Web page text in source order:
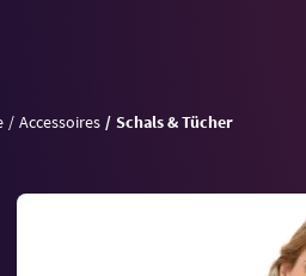
Accessoires Schals & Tücher